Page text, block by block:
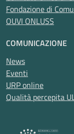
Fondazione di
OUVI ONLUSS
COMUNICAZIONE
News
Eventi
URP online
Qualità percepita